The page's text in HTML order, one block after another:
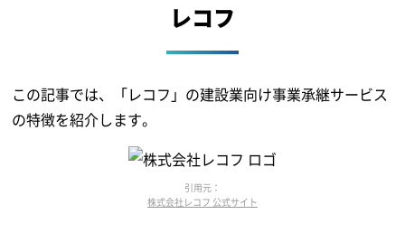
レコフ
この記事では、「レコフ」の建設業向け事業承継サービス
の特徴を紹介します。
引用元：
株式会社レコフ 公式サイト